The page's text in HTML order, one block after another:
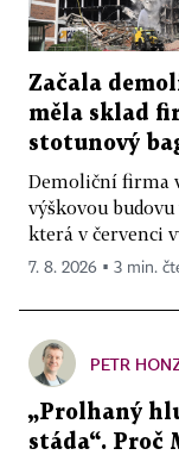
Začala
měla sklad
stotunový
Demoliční firma
výškovou
která v červenci
7. 8. 2026 ▪ 3 min.
PETR
„Prolhaný
stáda“. Proč